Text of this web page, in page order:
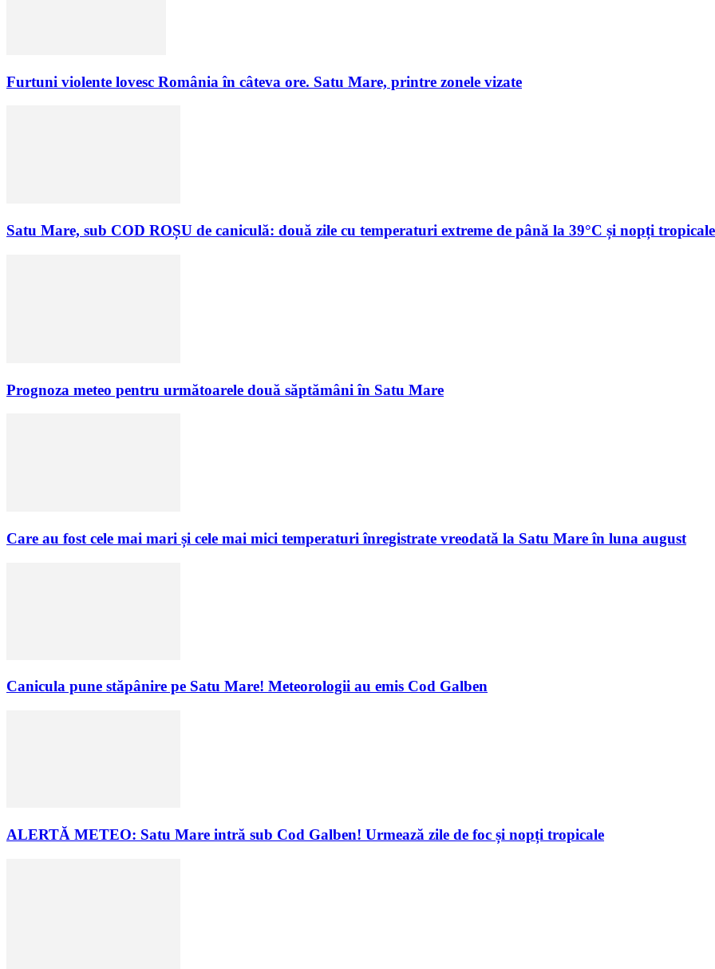
Furtuni violente lovesc România în câteva ore. Satu Mare, printre zonele vizate
Satu Mare, sub COD ROȘU de caniculă: două zile cu temperaturi extreme de până la 39°C și nopți tropicale
Prognoza meteo pentru următoarele două săptămâni în Satu Mare
Care au fost cele mai mari și cele mai mici temperaturi înregistrate vreodată la Satu Mare în luna august
Canicula pune stăpânire pe Satu Mare! Meteorologii au emis Cod Galben
ALERTĂ METEO: Satu Mare intră sub Cod Galben! Urmează zile de foc și nopți tropicale